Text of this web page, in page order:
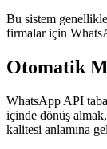
Bu sistem
firmalar için
Otomatik
WhatsApp API
içinde dönüş
kalitesi anlamına